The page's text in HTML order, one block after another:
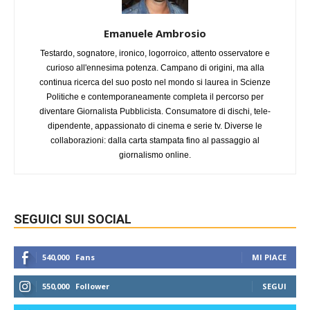
Emanuele Ambrosio
Testardo, sognatore, ironico, logorroico, attento osservatore e
curioso all'ennesima potenza. Campano di origini, ma alla
continua ricerca del suo posto nel mondo si laurea in Scienze
Politiche e contemporaneamente completa il percorso per
diventare Giornalista Pubblicista. Consumatore di dischi, tele-
dipendente, appassionato di cinema e serie tv. Diverse le
collaborazioni: dalla carta stampata fino al passaggio al
giornalismo online.
SEGUICI SUI SOCIAL
540,000 Fans MI PIACE
550,000 Follower SEGUI